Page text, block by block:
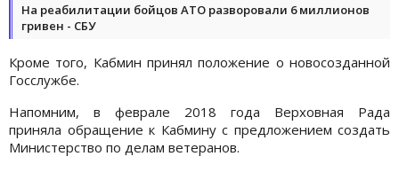
На реабилитации бойцов АТО разворовали 6 миллионов
гривен - СБУ
Кроме того, Кабмин принял положение о новосозданной
Госслужбе.
Напомним, в феврале 2018 года Верховная Рада
приняла обращение к Кабмину с предложением создать
Министерство по делам ветеранов.